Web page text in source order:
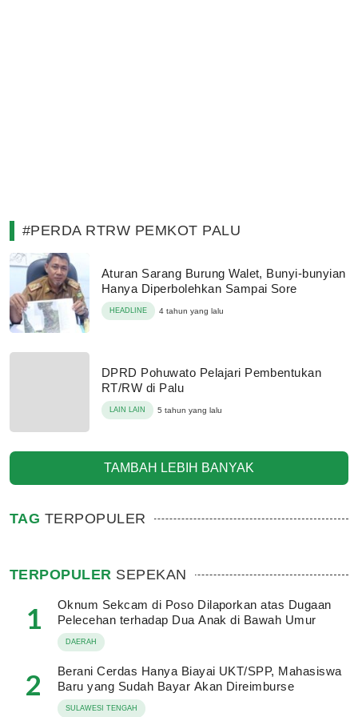
#PERDA RTRW PEMKOT PALU
Aturan Sarang Burung Walet, Bunyi-bunyian
Hanya Diperbolehkan Sampai Sore
HEADLINE 4 tahun yang lalu
DPRD Pohuwato Pelajari Pembentukan
RT/RW di Palu
LAIN LAIN 5 tahun yang lalu
TAMBAH LEBIH BANYAK
TAG TERPOPULER
TERPOPULER SEPEKAN
1
Oknum Sekcam di Poso Dilaporkan atas Dugaan
Pelecehan terhadap Dua Anak di Bawah Umur
DAERAH
2
Berani Cerdas Hanya Biayai UKT/SPP, Mahasiswa
Baru yang Sudah Bayar Akan Direimburse
SULAWESI TENGAH